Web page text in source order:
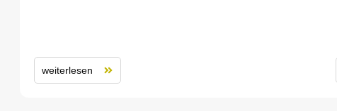
weiterlesen